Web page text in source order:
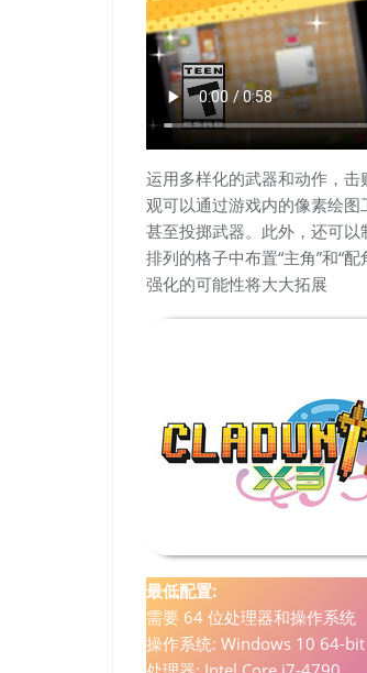
运用多样化的武器和动作，
观可以通过游戏内的像素绘
甚至投掷武器。此外，还可
排列的格子中布置“主角”和“
强化的可能性将大大拓展
最低配置:
需要 64 位处理器和操作系统
操作系统: Windows 10 64-bit